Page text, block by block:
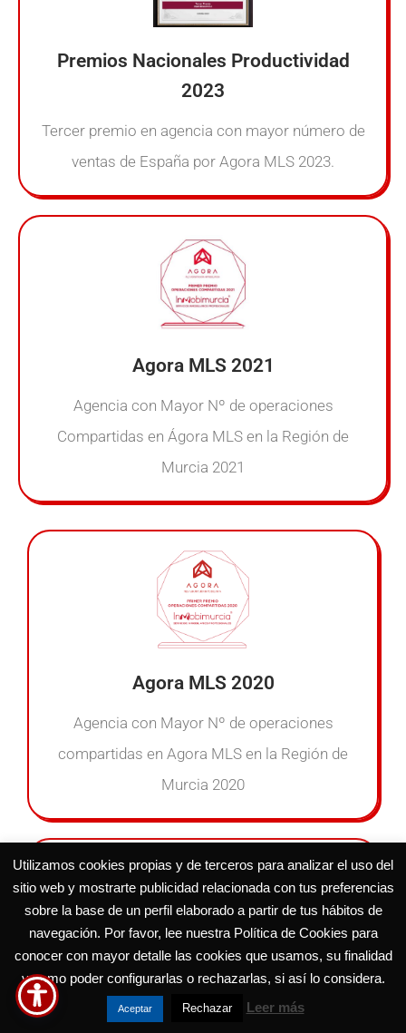
Premios Nacionales Productividad
2023
Tercer premio en agencia con mayor número de
ventas de España por Agora MLS 2023.
Agora MLS 2021
Agencia con Mayor Nº de operaciones
Compartidas en Ágora MLS en la Región de
Murcia 2021
Agora MLS 2020
Agencia con Mayor Nº de operaciones
compartidas en Agora MLS en la Región de
Murcia 2020
Premio Búho de Plata 2020
Premio otorgado por ser la segunda
Utilizamos cookies propias y de terceros para analizar el uso del
sitio web y mostrarte publicidad relacionada con tus preferencias
sobre la base de un perfil elaborado a partir de tus hábitos de
navegación. Por favor, lee nuestra Política de Cookies para
conocer con mayor detalle las cookies que usamos, su finalidad
y como poder configurarlas o rechazarlas, si así lo considera.
Aceptar Rechazar Leer más